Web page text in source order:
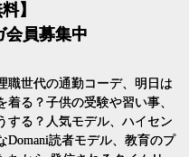
】
会員募集中
職世代の通勤コーデ、明日は
着る？子供の受験や習い事、
する？人気モデル、ハイセン
Domani読者モデル、教育のプ